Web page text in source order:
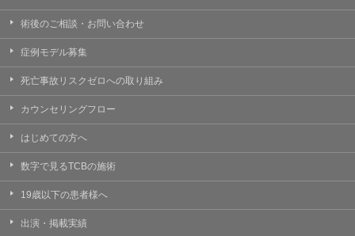
術後のご相談・お問い合わせ
症例モデル募集
死亡事故リスクゼロへの取り組み
カウンセリングフロー
はじめての方へ
数字で見るTCBの施術
19歳以下の患者様へ
出演・掲載実績